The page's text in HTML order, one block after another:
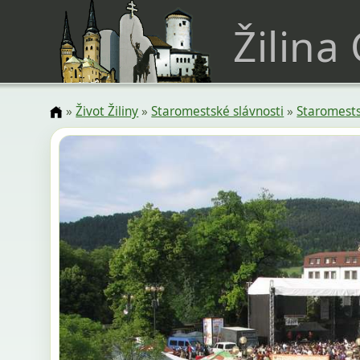
Žilina
»Život Žiliny»Staromestské slávnosti »